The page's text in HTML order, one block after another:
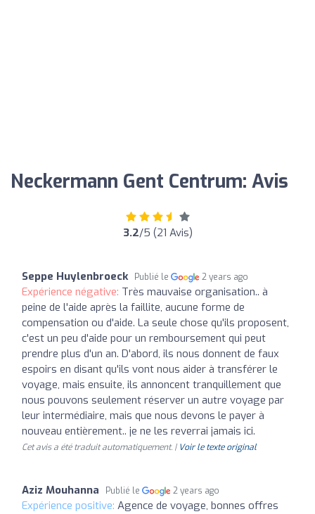
Neckermann Gent Centrum: Avis
3.2/5 (21 Avis)
Seppe Huylenbroeck Publié le 2 years ago
Expérience négative: Très mauvaise organisation.. à
peine de l'aide après la faillite, aucune forme de
compensation ou d'aide. La seule chose qu'ils proposent,
c'est un peu d'aide pour un remboursement qui peut
prendre plus d'un an. D'abord, ils nous donnent de faux
espoirs en disant qu'ils vont nous aider à transférer le
voyage, mais ensuite, ils annoncent tranquillement que
nous pouvons seulement réserver un autre voyage par
leur intermédiaire, mais que nous devons le payer à
nouveau entièrement.. je ne les reverrai jamais ici.
Cet avis a été traduit automatiquement. | Voir le texte original
Aziz Mouhanna Publié le 2 years ago
Expérience positive: Agence de voyage, bonnes offres